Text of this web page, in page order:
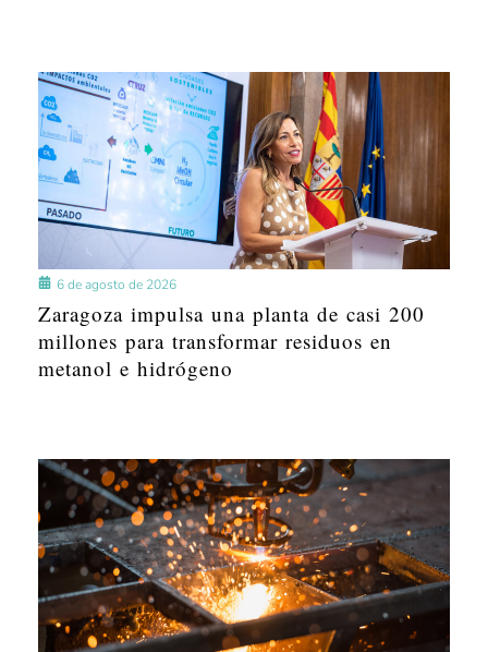
6 de agosto de 2026
Zaragoza impulsa una planta de casi 200
millones para transformar residuos en
metanol e hidrógeno